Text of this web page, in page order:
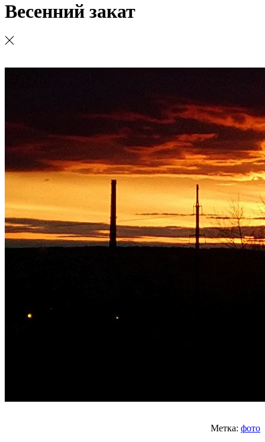
Весенний закат
Метка: фото